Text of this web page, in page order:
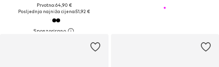
Prvotno: 64,90 €
Posljednja najniža cijena:51,92 €